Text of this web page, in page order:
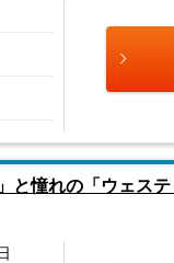
と憧れの「ウェス